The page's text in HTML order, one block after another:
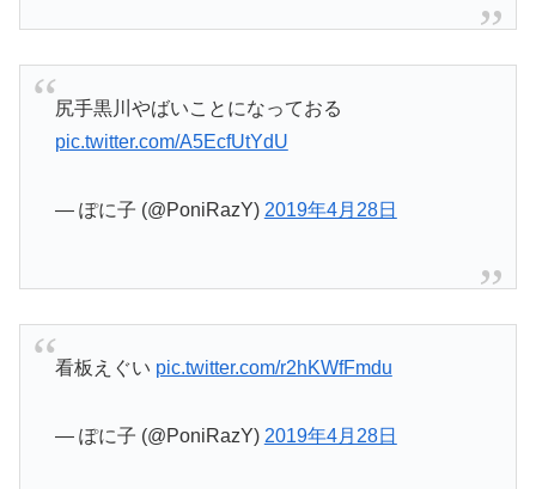
尻手黒川やばいことになっておる
pic.twitter.com/A5EcfUtYdU
— ぽに子 (@PoniRazY) 2019年4月28日
看板えぐい pic.twitter.com/r2hKWfFmdu
— ぽに子 (@PoniRazY) 2019年4月28日